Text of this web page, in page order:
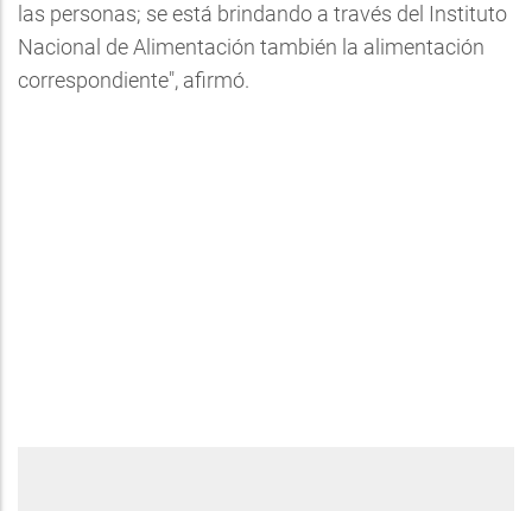
las personas; se está brindando a través del Instituto
Nacional de Alimentación también la alimentación
correspondiente", afirmó.